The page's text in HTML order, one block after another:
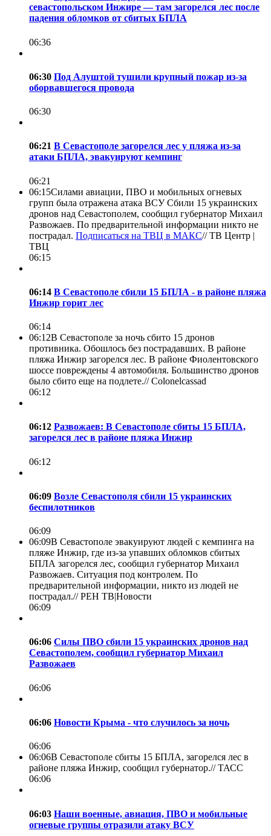
севастопольском Инжире — там загорелся лес после
падения обломков от сбитых БПЛА
06:36
06:30 Под Алуштой тушили крупный пожар из-за
оборвавшегося провода
06:30
06:21 В Севастополе загорелся лес у пляжа из-за
атаки БПЛА, эвакуируют кемпинг
06:21
06:15Силами авиации, ПВО и мобильных огневых
групп была отражена атака ВСУ Сбили 15 украинских
дронов над Севастополем, сообщил губернатор Михаил
Развожаев. По предварительной информации никто не
пострадал. Подписаться на ТВЦ в МАКС//ТВ Центр |
ТВЦ
06:15
06:14 В Севастополе сбили 15 БПЛА - в районе пляжа
Инжир горит лес
06:14
06:12В Севастополе за ночь сбито 15 дронов
противника. Обошлось без пострадавших. В районе
пляжа Инжир загорелся лес. В районе Фиолентовского
шоссе повреждены 4 автомобиля. Большинство дронов
было сбито еще на подлете.//Colonelcassad
06:12
06:12 Развожаев: В Севастополе сбиты 15 БПЛА,
загорелся лес в районе пляжа Инжир
06:12
06:09 Возле Севастополя сбили 15 украинских
беспилотников
06:09
06:09В Севастополе эвакуируют людей с кемпинга на
пляже Инжир, где из-за упавших обломков сбитых
БПЛА загорелся лес, сообщил губернатор Михаил
Развожаев. Ситуация под контролем. По
предварительной информации, никто из людей не
пострадал.//РЕН ТВ|Новости
06:09
06:06 Силы ПВО сбили 15 украинских дронов над
Севастополем, сообщил губернатор Михаил
Развожаев
06:06
06:06 Новости Крыма - что случилось за ночь
06:06
06:06В Севастополе сбиты 15 БПЛА, загорелся лес в
районе пляжа Инжир, сообщил губернатор.//ТАСС
06:06
06:03 Наши военные, авиация, ПВО и мобильные
огневые группы отразили атаку ВСУ